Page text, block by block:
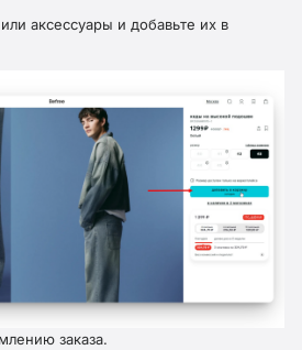
аксессуары и добавьте их в
заказа.